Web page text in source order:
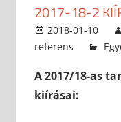
2017-18-2
2018-01-10
referens
A 2017/18-as
kiírásai: